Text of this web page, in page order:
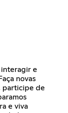
interagir e
novas
participe de
e viva